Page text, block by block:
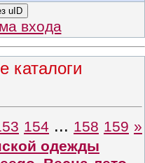
uID
входа
каталоги
154 ... 158 159 »
одежды